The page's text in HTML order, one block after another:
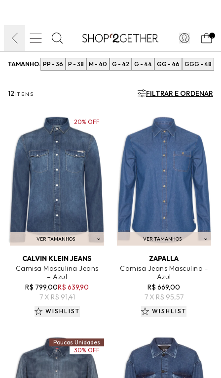
TAMANHO: PP - 36 P - 38 M - 40 G - 42 G - 44 GG - 46 GGG - 48
12ITENS FILTRAR E ORDENAR
VER TAMANHOS
ADICIONAR AO CARRINHO
CALVIN KLEIN JEANS
Camisa Masculina Jeans
– Azul
R$ 799,00R$ 639,90
7 X R$ 91,41
20% OFF
WISHLIST
VER TAMANHOS
ADICIONAR AO CARRINHO
ZAPALLA
Camisa Jeans Masculina -
Azul
R$ 669,00
7 X R$ 95,57
WISHLIST
Poucas Unidades
30% OFF